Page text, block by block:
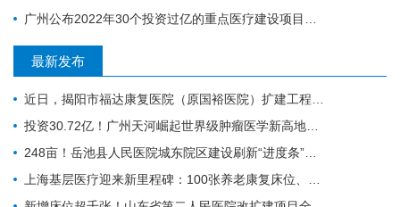
广州公布2022年30个投资过亿的重点医疗建设项目，全力打造医疗卫生高地｜广州篇
最新发布
近日，揭阳市福达康复医院（原国裕医院）扩建工程项目正式完成备案。
投资30.72亿！广州天河崛起世界级肿瘤医学新高地，2028年投用
248亩！岳池县人民医院城东院区建设刷新“进度条”，1100张床位赋能健康岳池
上海基层医疗迎来新里程碑：100张养老康复床位、9.61亿元投资，天目西路街道社区卫生服务中心新建项目再推进一步